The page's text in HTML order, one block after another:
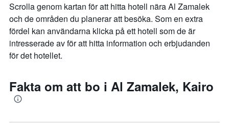
Scrolla genom kartan för att hitta hotell nära Al Zamalek
och de områden du planerar att besöka. Som en extra
fördel kan användarna klicka på ett hotell som de är
intresserade av för att hitta information och erbjudanden
för det hotellet.
Fakta om att bo i Al Zamalek, Kairo